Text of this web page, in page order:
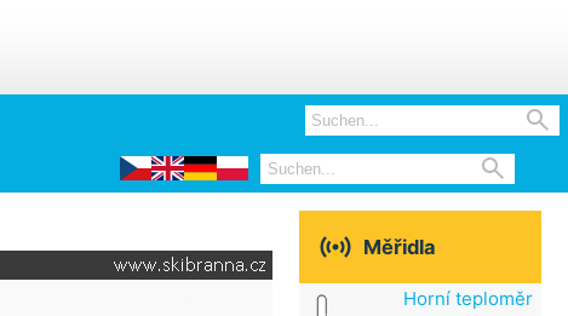


 Měřidla
Horní teploměr